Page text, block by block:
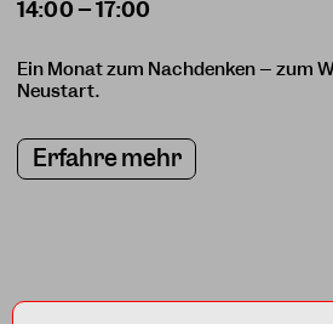
Ein Monat zum Nachdenken – zum
Neustart.
Erfahre mehr